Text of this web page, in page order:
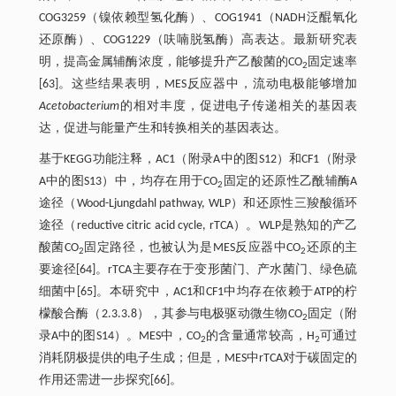
COG3259（镍依赖型氢化酶）、COG1941（NADH泛醌氧化
还原酶）、COG1229（呋喃脱氢酶）高表达。最新研究表
明，提高金属辅酶浓度，能够提升产乙酸菌的CO2 固定速率
[63]。这些结果表明，MES反应器中，流动电极能够增加
Acetobacterium的相对丰度，促进电子传递相关的基因表
达，促进与能量产生和转换相关的基因表达。
基于KEGG功能注释，AC1（附录A中的图S12）和CF1（附录
A中的图S13）中，均存在用于CO2 固定的还原性乙酰辅酶A
途径（Wood-Ljungdahl pathway, WLP）和还原性三羧酸循环
途径（reductive citric acid cycle, rTCA）。WLP是熟知的产乙
酸菌CO2 固定路径，也被认为是MES反应器中CO2还原的主
要途径[64]。rTCA主要存在于变形菌门、产水菌门、绿色硫
细菌中[65]。本研究中，AC1和CF1中均存在依赖于ATP的柠
檬酸合酶（2.3.3.8），其参与电极驱动微生物CO2 固定（附
录A中的图S14）。MES中，CO2的含量通常较高，H2 可通过
消耗阴极提供的电子生成；但是，MES中rTCA对于碳固定的
作用还需进一步探究[66]。